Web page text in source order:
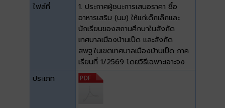
ไฟล์ที่
1. ประกาศผู้ชนะการเสนอราคา ซื้อ
อาหารเสริม (นม) ให้แก่เด็กเล็กและ
นักเรียนของสถานศึกษาในสังกัด
เทศบาลเมืองบ้านเป็ด และสังกัด
สพฐ.ในเขตเทศบาลเมืองบ้านเป็ด ภาค
เรียนที่ 1/2569 โดยวิธีเฉพาะเจาะจง
ประเภท